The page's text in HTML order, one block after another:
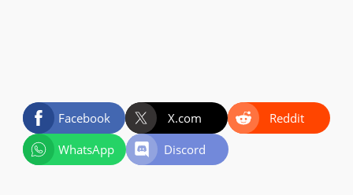
Facebook X.com
Reddit
WhatsApp
Discord